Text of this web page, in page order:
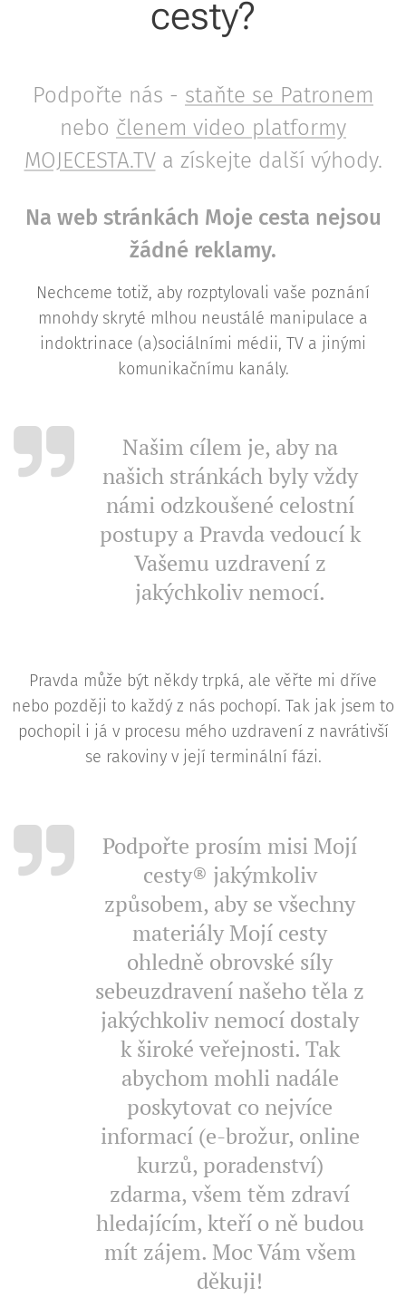
cesty?
Podpořte nás - staňte se Patronem
nebo členem video platformy
MOJECESTA.TVa získejte další výhody.
Na web stránkách Moje cesta nejsou
žádné reklamy.
Nechceme totiž, aby rozptylovali vaše poznání
mnohdy skryté mlhou neustálé manipulace a
indoktrinace (a)sociálními médii, TV a jinými
komunikačnímu kanály.
Našim cílem je, aby na
našich stránkách byly vždy
námi odzkoušené celostní
postupy a Pravda vedoucí k
Vašemu uzdravení z
jakýchkoliv nemocí.
Pravda může být někdy trpká, ale věřte mi dříve
nebo později to každý z nás pochopí. Tak jak jsem to
pochopil i já v procesu mého uzdravení z navrátivší
se rakoviny v její terminální fázi.
Podpořte prosím misi Mojí
cesty® jakýmkoliv
způsobem, aby se všechny
materiály Mojí cesty
ohledně obrovské síly
sebeuzdravení našeho těla z
jakýchkoliv nemocí dostaly
k široké veřejnosti. Tak
abychom mohli nadále
poskytovat co nejvíce
informací (e-brožur, online
kurzů, poradenství)
zdarma, všem těm zdraví
hledajícím, kteří o ně budou
mít zájem. Moc Vám všem
děkuji!